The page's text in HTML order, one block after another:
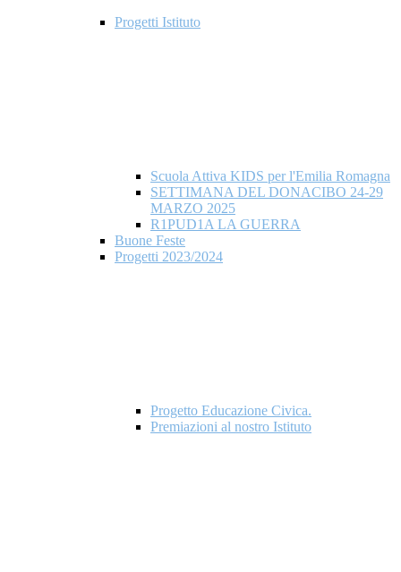
Progetti Istituto
Scuola Attiva KIDS per l'Emilia Romagna
SETTIMANA DEL DONACIBO 24-29
MARZO 2025
R1PUD1A LA GUERRA
Buone Feste
Progetti 2023/2024
Progetto Educazione Civica.
Premiazioni al nostro Istituto